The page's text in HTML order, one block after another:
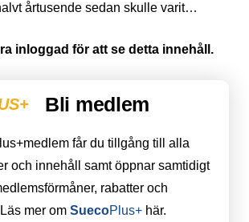
årtusende sedan skulle varit…
inloggad för att se detta innehåll.
Bli medlem
får du tillgång till alla
och innehåll samt öppnar samtidigt
rabatter och
mer om SuecoPlus+ här.